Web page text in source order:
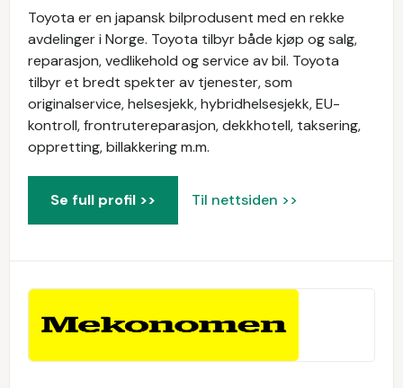
Toyota er en japansk bilprodusent med en rekke
avdelinger i Norge. Toyota tilbyr både kjøp og salg,
reparasjon, vedlikehold og service av bil. Toyota
tilbyr et bredt spekter av tjenester, som
originalservice, helsesjekk, hybridhelsesjekk, EU-
kontroll, frontrutereparasjon, dekkhotell, taksering,
oppretting, billakkering m.m.
Se full profil >> Til nettsiden >>